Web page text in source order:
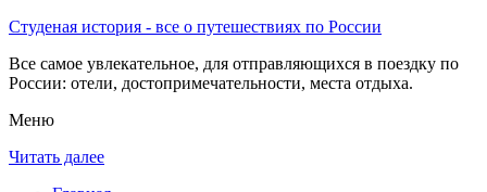
Студеная история - все о путешествиях по России
Все самое увлекательное, для отправляющихся в поездку по
России: отели, достопримечательности, места отдыха.
Меню
Читать далее